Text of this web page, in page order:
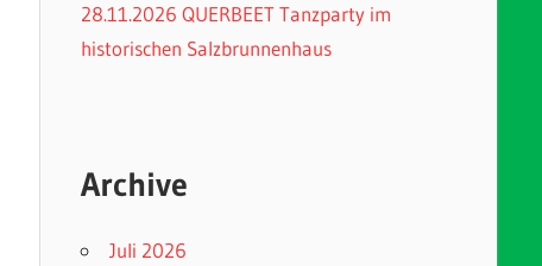
28.11.2026 QUERBEET Tanzparty im
historischen Salzbrunnenhaus
Archive
Juli 2026